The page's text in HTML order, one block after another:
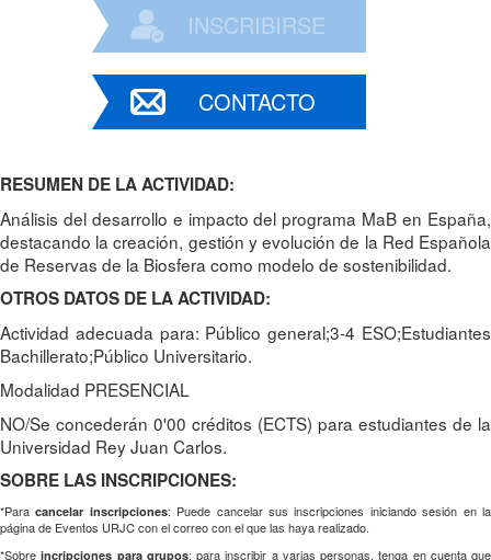
INSCRIBIRSE
CONTACTO
RESUMEN DE LA ACTIVIDAD:
Análisis del desarrollo e impacto del programa MaB en España,
destacando la creación, gestión y evolución de la Red Española
de Reservas de la Biosfera como modelo de sostenibilidad.
OTROS DATOS DE LA ACTIVIDAD:
Actividad adecuada para: Público general;3-4 ESO;Estudiantes
Bachillerato;Público Universitario.
Modalidad PRESENCIAL
NO/Se concederán 0'00 créditos (ECTS) para estudiantes de la
Universidad Rey Juan Carlos.
SOBRE LAS INSCRIPCIONES:
*Para cancelar inscripciones: Puede cancelar sus inscripciones iniciando sesión en la
página de Eventos URJC con el correo con el que las haya realizado.
*Sobreincripciones para grupos: para inscribir a varias personas, tenga en cuenta que